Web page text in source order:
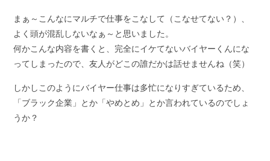
まぁ～こんなにマルチで仕事をこなして（こなせてない？）、
よく頭が混乱しないなぁ～と思いました。
何かこんな内容を書くと、完全にイケてないバイヤーくんにな
ってしまったので、友人がどこの誰だかは話せませんね（笑）
しかしこのようにバイヤー仕事は多忙になりすぎているため、
「ブラック企業」とか「やめとめ」とか言われているのでしょ
うか？